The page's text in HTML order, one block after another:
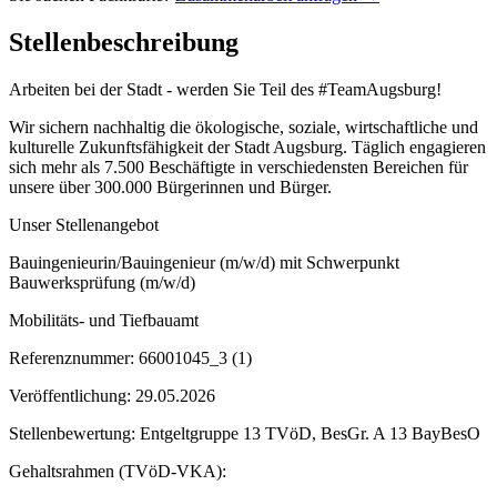
Stellenbeschreibung
Arbeiten bei der Stadt - werden Sie Teil des #TeamAugsburg!
Wir sichern nachhaltig die ökologische, soziale, wirtschaftliche und
kulturelle Zukunftsfähigkeit der Stadt Augsburg. Täglich engagieren
sich mehr als 7.500 Beschäftigte in verschiedensten Bereichen für
unsere über 300.000 Bürgerinnen und Bürger.
Unser Stellenangebot
Bauingenieurin/Bauingenieur (m/w/d) mit Schwerpunkt
Bauwerksprüfung (m/w/d)
Mobilitäts- und Tiefbauamt
Referenznummer: 66001045_3 (1)
Veröffentlichung: 29.05.2026
Stellenbewertung: Entgeltgruppe 13 TVöD, BesGr. A 13 BayBesO
Gehaltsrahmen (TVöD-VKA):